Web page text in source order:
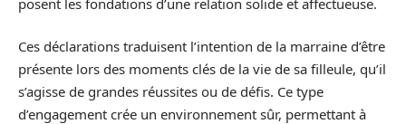
Ces déclarations traduisent l’intention de la marraine d’être
présente lors des moments clés de la vie de sa filleule, qu’il
s’agisse de grandes réussites ou de défis. Ce type
d’engagement crée un environnement sûr, permettant à